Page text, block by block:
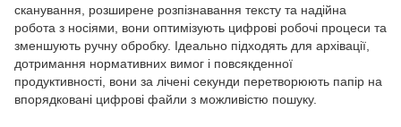
сканування, розширене розпізнавання тексту та надійна
робота з носіями, вони оптимізують цифрові робочі процеси та
зменшують ручну обробку. Ідеально підходять для архівації,
дотримання нормативних вимог і повсякденної
продуктивності, вони за лічені секунди перетворюють папір на
впорядковані цифрові файли з можливістю пошуку.